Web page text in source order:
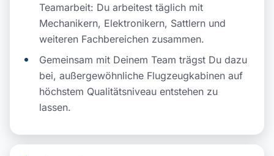
Teamarbeit: Du arbeitest täglich mit
Mechanikern, Elektronikern, Sattlern und
weiteren Fachbereichen zusammen.
Gemeinsam mit Deinem Team trägst Du dazu
bei, außergewöhnliche Flugzeugkabinen auf
höchstem Qualitätsniveau entstehen zu
lassen.